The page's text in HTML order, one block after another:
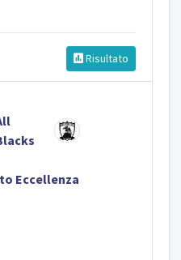
Risultato
Eccellenza